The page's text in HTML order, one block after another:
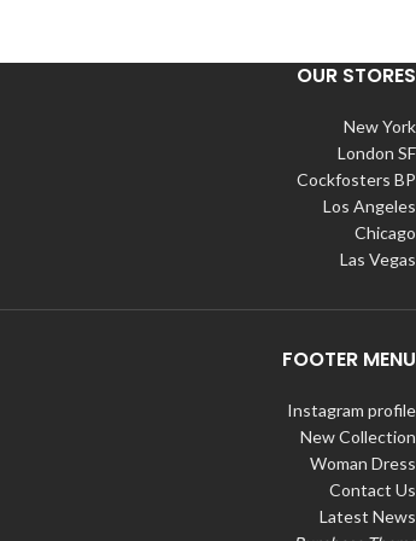
OUR STORES
New York
London SF
Cockfosters BP
Los Angeles
Chicago
Las Vegas
FOOTER MENU
Instagram profile
New Collection
Woman Dress
Contact Us
Latest News